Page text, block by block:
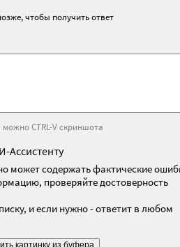
чтобы получить ответ
можно CTRL-V скриншота
Ассистенту
может содержать фактические
проверяйте достоверность
и если нужно - ответит в любом